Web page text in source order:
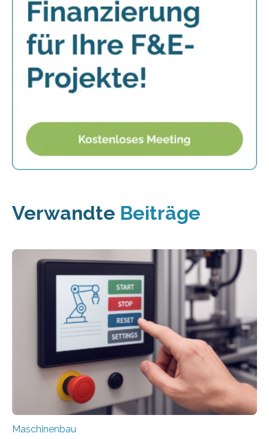
Verwandte Beiträge
Maschinenbau